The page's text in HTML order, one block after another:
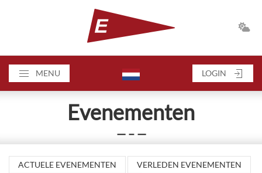
MENU LOGIN
Evenementen
— – —
ACTUELE EVENEMENTEN
VERLEDEN EVENEMENTEN